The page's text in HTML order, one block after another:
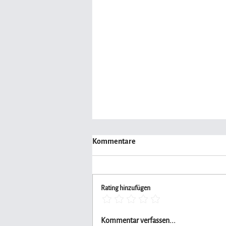
Kommentare
Rating hinzufügen
Kommentar verfassen...